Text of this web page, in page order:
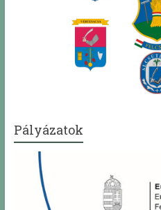
Pályázatok